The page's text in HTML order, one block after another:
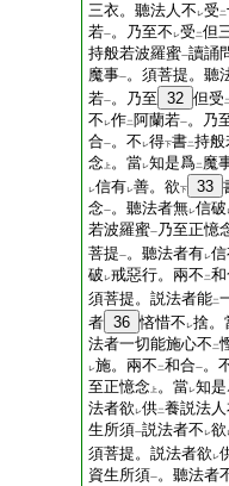
三衣。聽法人不 レ受 二
若一。乃至不 レ受 二但
持般若波羅蜜一讀誦
魔事一。須菩提。聽
若一。乃至 32 但受
不 レ作二 阿蘭若一。乃
合一。不 レ得下書二持般
念 上 。當レ知是爲二 魔
レ信有レ善。欲下 33
念一。聽法者無レ信破
若波羅蜜一 乃至正憶
菩提一。聽法者有レ
破 レ戒惡行。兩不 二
須菩提。説法者能二
者 36 悋惜不 レ捨。
法者一切能施心不 二
レ施。兩不 二和合一。
至正憶念 上 。當レ知
法者欲 レ供二養説法
生所須一説法者不 レ欲
須菩提。説法者欲 レ
資生所須一。聽法者